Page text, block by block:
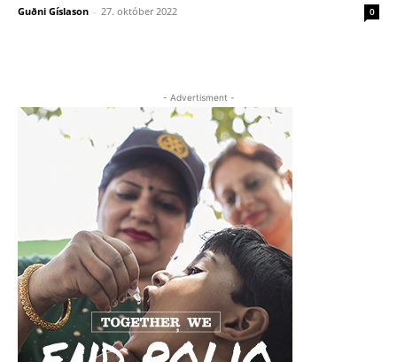
Guðni Gíslason - 27. október 2022 0
- Advertisment -